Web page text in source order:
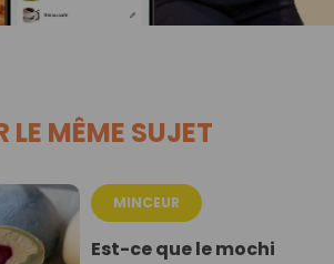
LE MÊME SUJET
MINCEUR
Est-ce que le mochi